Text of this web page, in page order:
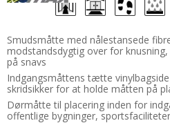
Smudsmåtte med nålestansede
modstandsdygtig over for
på snavs
Indgangsmåttens tætte
skridsikker for at holde måtten på
Dørmåtte til placering inden for
offentlige bygninger,